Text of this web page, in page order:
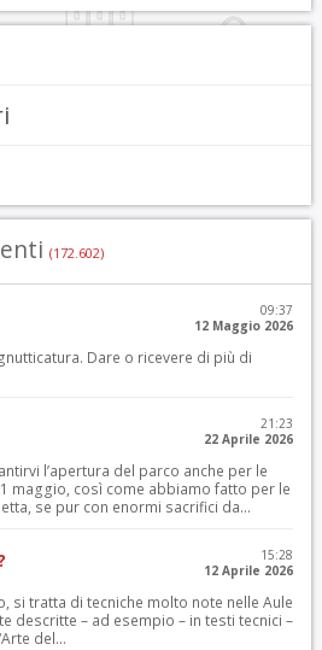
(172.602)
09:37
12 Maggio 2026
Dare o ricevere di più di
21:23
22 Aprile 2026
l’apertura del parco anche per le
maggio, così come abbiamo fatto per le
se pur con enormi sacrifici da...
15:28
12 Aprile 2026
si tratta di tecniche molto note nelle Aule
descritte – ad esempio – in testi tecnici –
del...